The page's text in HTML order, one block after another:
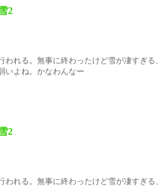
2
われる。無事に終わったけど雪が凄すぎ
いよね。かなわんなー
2
われる。無事に終わったけど雪が凄すぎ